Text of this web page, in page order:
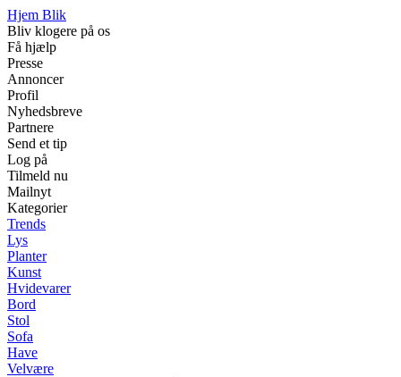
Hjem Blik
Bliv klogere på os
Få hjælp
Presse
Annoncer
Profil
Nyhedsbreve
Partnere
Send et tip
Log på
Tilmeld nu
Mailnyt
Kategorier
Trends
Lys
Planter
Kunst
Hvidevarer
Bord
Stol
Sofa
Have
Velvære